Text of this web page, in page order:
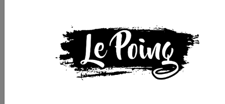
respectueuses des droits humains ».
Mise à jour : le rassemblement du 30 mai à
Montpellier estannulé.